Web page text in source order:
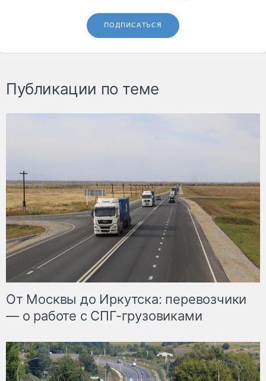
ПОДПИСАТЬСЯ
Публикации по теме
От Москвы до Иркутска: перевозчики
— о работе с СПГ-грузовиками